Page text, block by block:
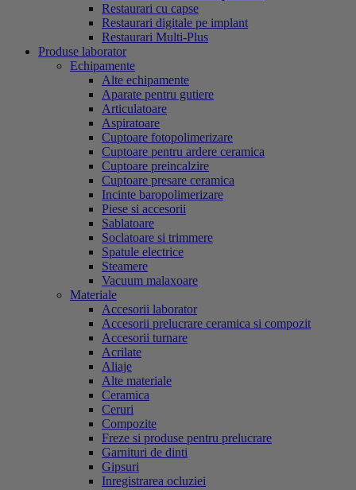
Restaurari cu capse
Restaurari digitale pe implant
Restaurari Multi-Plus
Produse laborator
Echipamente
Alte echipamente
Aparate pentru gutiere
Articulatoare
Aspiratoare
Cuptoare fotopolimerizare
Cuptoare pentru ardere ceramica
Cuptoare preincalzire
Cuptoare presare ceramica
Incinte baropolimerizare
Piese si accesorii
Sablatoare
Soclatoare si trimmere
Spatule electrice
Steamere
Vacuum malaxoare
Materiale
Accesorii laborator
Accesorii prelucrare ceramica si compozit
Accesorii turnare
Acrilate
Aliaje
Alte materiale
Ceramica
Ceruri
Compozite
Freze si produse pentru prelucrare
Garnituri de dinti
Gipsuri
Inregistrarea ocluziei